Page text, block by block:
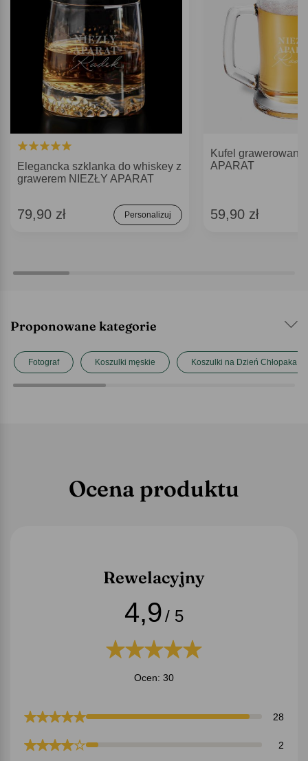
Elegancka szklanka do whiskey z
grawerem NIEZŁY APARAT
79,90 zł Personalizuj
Kufel grawerowany
APARAT
59,90 zł
Proponowane kategorie
Fotograf Koszulki męskie Koszulki na Dzień Chłopaka
Ocena produktu
Rewelacyjny
4,9/ 5
Ocen: 30
28
2